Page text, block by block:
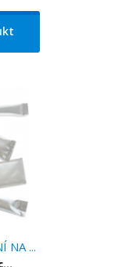
NA ...